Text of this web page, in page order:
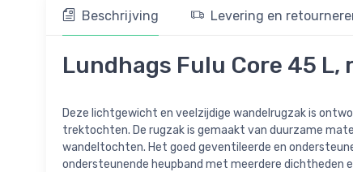
Beschrijving Levering en
Lundhags Fulu Core 45 L,
Deze lichtgewicht en veelzijdige wandelrugzak is
trektochten. De rugzak is gemaakt van duurzame
wandeltochten. Het goed geventileerde en
ondersteunende heupband met meerdere dichtheden